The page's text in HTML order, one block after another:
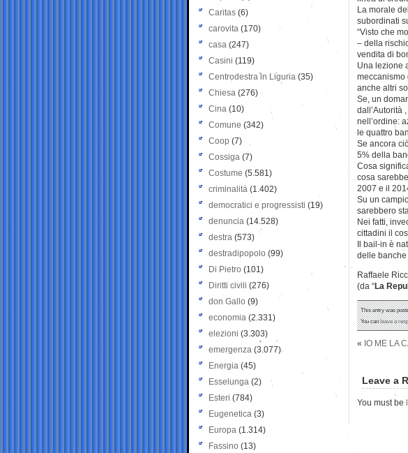
La morale
subordinati
“Visto che
– della
vendita di
Una lezione
meccanismo
anche altri
Se, un
dall’Autorità
nell’ordine:
le quattro
Se ancora
5% della
Cosa
cosa
2007 e il
Su un
sarebbero
Nei fatti,
cittadini il
Il bail-in è
delle banche
Raffaele
(da “La
This entry was
You canleave a
« IO ME LA
Leave a
You must be
Caritas (6)
carovita (170)
casa (247)
Casini (119)
Centrodestra in Liguria (35)
Chiesa (276)
Cina (10)
Comune (342)
Coop (7)
Cossiga (7)
Costume (5.581)
criminalità (1.402)
democratici e progressisti (19)
denuncia (14.528)
destra (573)
destradipopolo (99)
Di Pietro (101)
Diritti civili (276)
don Gallo (9)
economia (2.331)
elezioni (3.303)
emergenza (3.077)
Energia (45)
Esselunga (2)
Esteri (784)
Eugenetica (3)
Europa (1.314)
Fassino (13)